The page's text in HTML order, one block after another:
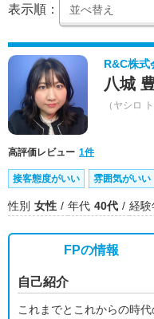
表示順：
R&C株式
八城
（ヤシロ
高評価レビュー 1件
接客態度がいい 雰囲気がいい
性別 女性 年代 40代 経験
FPの情報
自己紹介
これまでとこれからの時